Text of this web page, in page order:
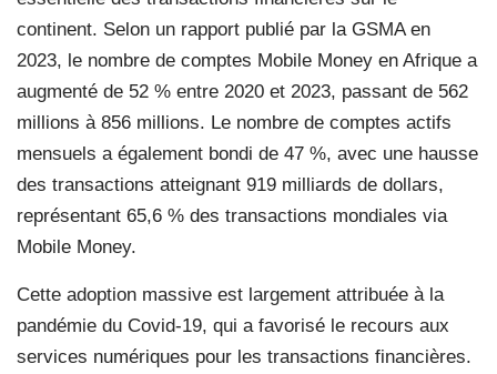
continent. Selon un rapport publié par la GSMA en
2023, le nombre de comptes Mobile Money en Afrique a
augmenté de 52 % entre 2020 et 2023, passant de 562
millions à 856 millions. Le nombre de comptes actifs
mensuels a également bondi de 47 %, avec une hausse
des transactions atteignant 919 milliards de dollars,
représentant 65,6 % des transactions mondiales via
Mobile Money.
Cette adoption massive est largement attribuée à la
pandémie du Covid-19, qui a favorisé le recours aux
services numériques pour les transactions financières.